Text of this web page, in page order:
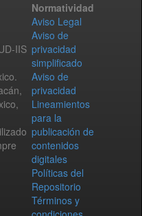
IIS
Normatividad
Aviso Legal
Aviso de
privacidad
simplificado
Aviso de
privacidad
Lineamientos
para la
publicación de
contenidos
digitales
Políticas del
Repositorio
Términos y